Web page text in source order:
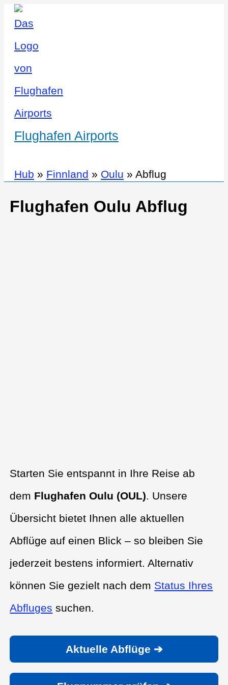
Flughafen Airports
Hub » Finnland » Oulu » Abflug
Flughafen Oulu Abflug
Starten Sie entspannt in Ihre Reise ab
dem Flughafen Oulu (OUL). Unsere
Übersicht bietet Ihnen alle aktuellen
Abflüge auf einen Blick – so bleiben Sie
jederzeit bestens informiert. Alternativ
können Sie gezielt nach dem Status Ihres
Abfluges suchen.
Aktuelle Abflüge ➔